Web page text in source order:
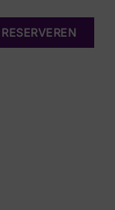
RESERVEREN